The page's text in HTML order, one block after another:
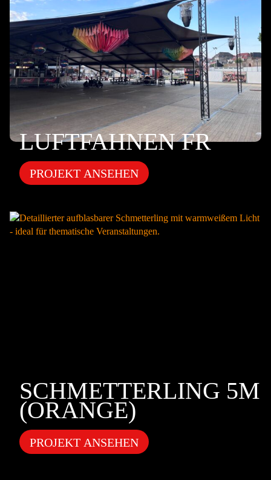
LUFTFAHNEN FR
PROJEKT ANSEHEN
SCHMETTERLING 5M
(ORANGE)
PROJEKT ANSEHEN